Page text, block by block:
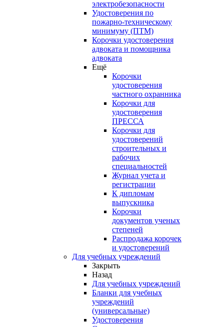
электробезопасности
Удостоверения по
пожарно-техническому
минимуму (ПТМ)
Корочки удостоверения
адвоката и помощника
адвоката
Ещё
Корочки
удостоверения
частного охранника
Корочки для
удостоверения
ПРЕССА
Корочки для
удостоверений
строительных и
рабочих
специальностей
Журнал учета и
регистрации
К дипломам
выпускника
Корочки
документов ученых
степеней
Распродажа корочек
и удостоверений
Для учебных учреждений
Закрыть
Назад
Для учебных учреждений
Бланки для учебных
учреждений
(универсальные)
Удостоверения